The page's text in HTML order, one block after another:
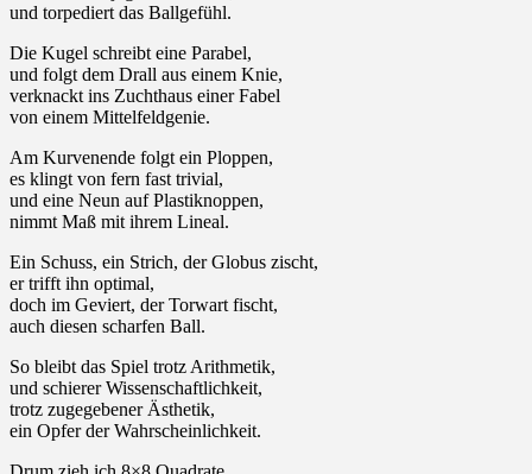
und torpediert das Ballgefühl.
Die Kugel schreibt eine Parabel,
und folgt dem Drall aus einem Knie,
verknackt ins Zuchthaus einer Fabel
von einem Mittelfeldgenie.
Am Kurvenende folgt ein Ploppen,
es klingt von fern fast trivial,
und eine Neun auf Plastiknoppen,
nimmt Maß mit ihrem Lineal.
Ein Schuss, ein Strich, der Globus zischt,
er trifft ihn optimal,
doch im Geviert, der Torwart fischt,
auch diesen scharfen Ball.
So bleibt das Spiel trotz Arithmetik,
und schierer Wissenschaftlichkeit,
trotz zugegebener Ästhetik,
ein Opfer der Wahrscheinlichkeit.